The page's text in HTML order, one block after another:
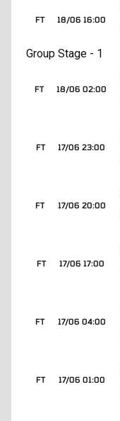
18/06 16:00
FT
Group Stage - 1
18/06 02:00
FT
17/06 23:00
FT
17/06 20:00
FT
17/06 17:00
FT
17/06 04:00
FT
17/06 01:00
FT